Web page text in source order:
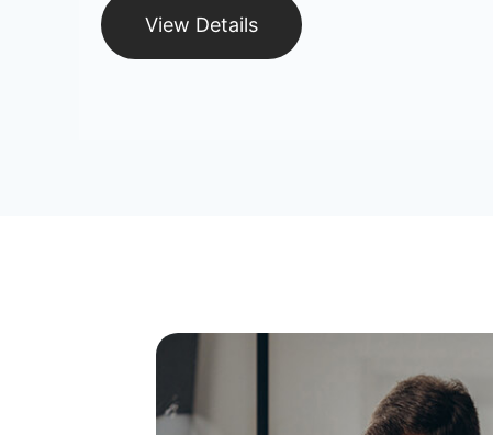
View Details